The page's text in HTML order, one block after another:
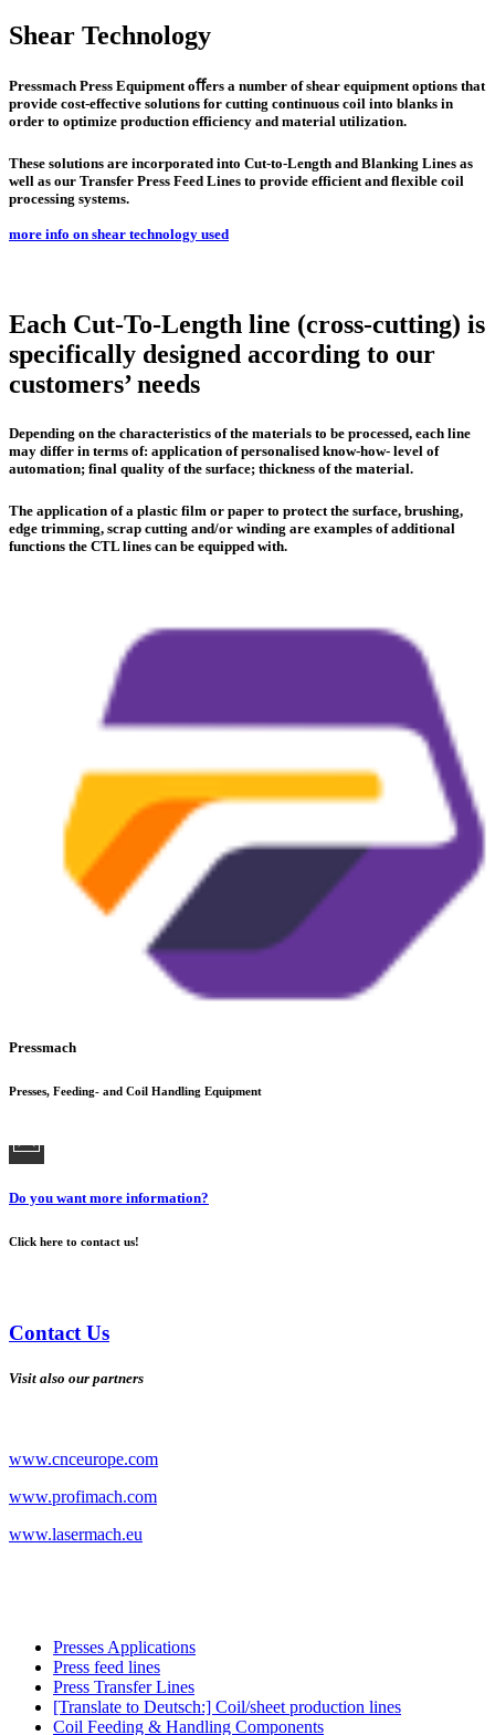
Shear Technology
Pressmach Press Equipment oﬀers a number of shear equipment options that
provide cost-effective solutions for cutting continuous coil into blanks in
order to optimize production efficiency and material utilization.
These solutions are incorporated into Cut-to-Length and Blanking Lines as
well as our Transfer Press Feed Lines to provide efficient and flexible coil
processing systems.
more info on shear technology used
Each Cut-To-Length line (cross-cutting) is
specifically designed according to our
customers’ needs
Depending on the characteristics of the materials to be processed, each line
may differ in terms of: application of personalised know-how- level of
automation; final quality of the surface; thickness of the material.
The application of a plastic film or paper to protect the surface, brushing,
edge trimming, scrap cutting and/or winding are examples of additional
functions the CTL lines can be equipped with.
Pressmach
Presses, Feeding- and Coil Handling Equipment
Do you want more information?
Click here to contact us!
Contact Us
Visit also our partners
www.cnceurope.com
www.profimach.com
www.lasermach.eu
Presses Applications
Press feed lines
Press Transfer Lines
[Translate to Deutsch:] Coil/sheet production lines
Coil Feeding & Handling Components